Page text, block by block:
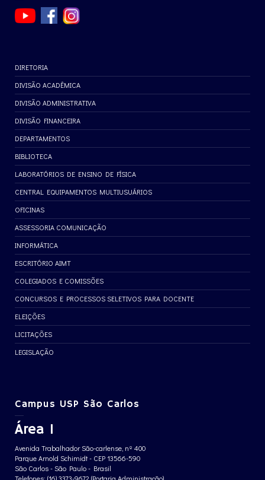
DIRETORIA
DIVISÃO ACADÊMICA
DIVISÃO ADMINISTRATIVA
DIVISÃO FINANCEIRA
DEPARTAMENTOS
BIBLIOTECA
LABORATÓRIOS DE ENSINO DE FÍSICA
CENTRAL EQUIPAMENTOS MULTIUSUÁRIOS
OFICINAS
ASSESSORIA COMUNICAÇÃO
INFORMÁTICA
ESCRITÓRIO AIMT
COLEGIADOS E COMISSÕES
CONCURSOS E PROCESSOS SELETIVOS PARA DOCENTE
ELEIÇÕES
LICITAÇÕES
LEGISLAÇÃO
Campus USP São Carlos
Área 1
Avenida Trabalhador São-carlense, nº 400
Parque Arnold Schimidt - CEP 13566-590
São Carlos - São Paulo - Brasil